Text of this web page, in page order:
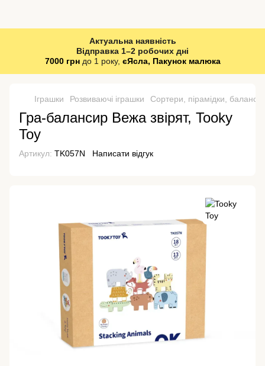
Актуальна наявність
Відправка 1–2 робочих дні
7000 грндо 1 року, єЯсла, Пакунок малюка
Іграшки Розвиваючі іграшки Сортери, пірамідки,
Гра-балансир Вежа звірят, Tooky
Toy
Артикул: TK057N Написати відгук